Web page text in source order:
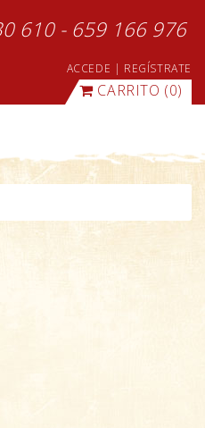
610 - 659 166 976
ACCEDE | REGÍSTRATE
CARRITO (0)